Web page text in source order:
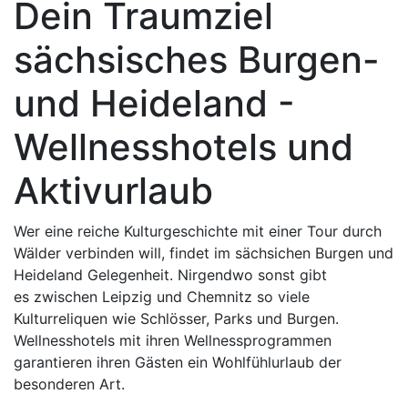
Dein Traumziel
sächsisches Burgen-
und Heideland -
Wellnesshotels und
Aktivurlaub
Wer eine reiche Kulturgeschichte mit einer Tour durch
Wälder verbinden will, findet im sächsichen Burgen und
Heideland Gelegenheit. Nirgendwo sonst gibt
es zwischen Leipzig und Chemnitz so viele
Kulturreliquen wie Schlösser, Parks und Burgen.
Wellnesshotels mit ihren Wellnessprogrammen
garantieren ihren Gästen ein Wohlfühlurlaub der
besonderen Art.